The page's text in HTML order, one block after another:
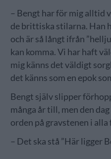
– Bengt har för mig alltid
de brittiska stilarna. Han
och är så långt ifrån
kan komma. Vi har haft
mig känns det väldigt
det känns som en epok
Bengt själv slipper
många år till, men den
orden på gravstenen i alla
– Det ska stå ”Här ligger